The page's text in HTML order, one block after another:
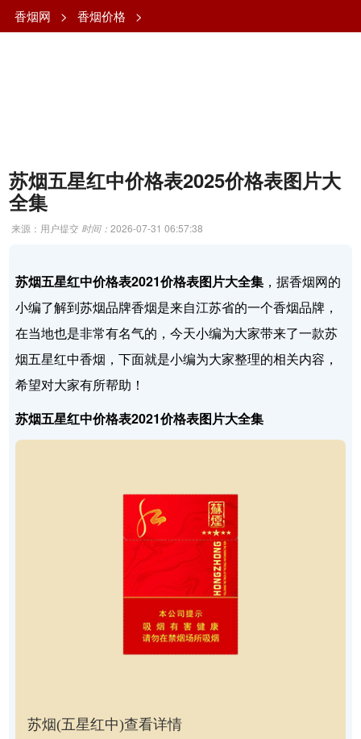
香烟网 > 香烟价格 >
苏烟五星红中价格表2025价格表图片大
全集
来源：用户提交 时间：2026-07-31 06:57:38
苏烟五星红中价格表2021价格表图片大全集 ，据香烟网的
小编了解到苏烟品牌香烟是来自江苏省的一个香烟品牌，
在当地也是非常有名气的，今天小编为大家带来了一款苏
烟五星红中香烟，下面就是小编为大家整理的相关内容，
希望对大家有所帮助！
苏烟五星红中价格表2021价格表图片大全集
苏烟(五星红中)查看详情